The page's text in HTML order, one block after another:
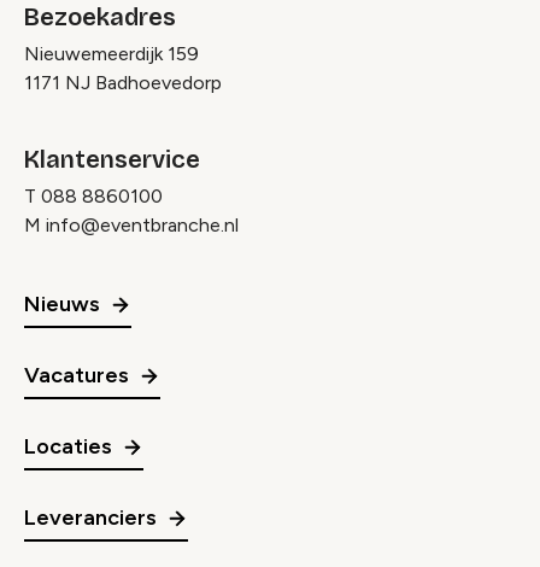
Bezoekadres
Nieuwemeerdijk 159
1171 NJ Badhoevedorp
Klantenservice
T 088 8860100
M info@eventbranche.nl
Nieuws
Vacatures
Locaties
Leveranciers